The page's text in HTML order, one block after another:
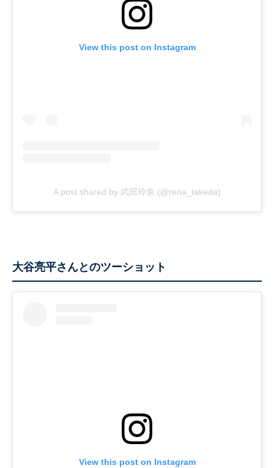
View this post on Instagram
A post shared by 武田玲奈 (@rena_takeda)
大谷亮平さんとのツーショット
View this post on Instagram